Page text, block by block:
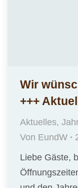
Wir
+++
Aktuelles,
Von EundW
Liebe Gäste,